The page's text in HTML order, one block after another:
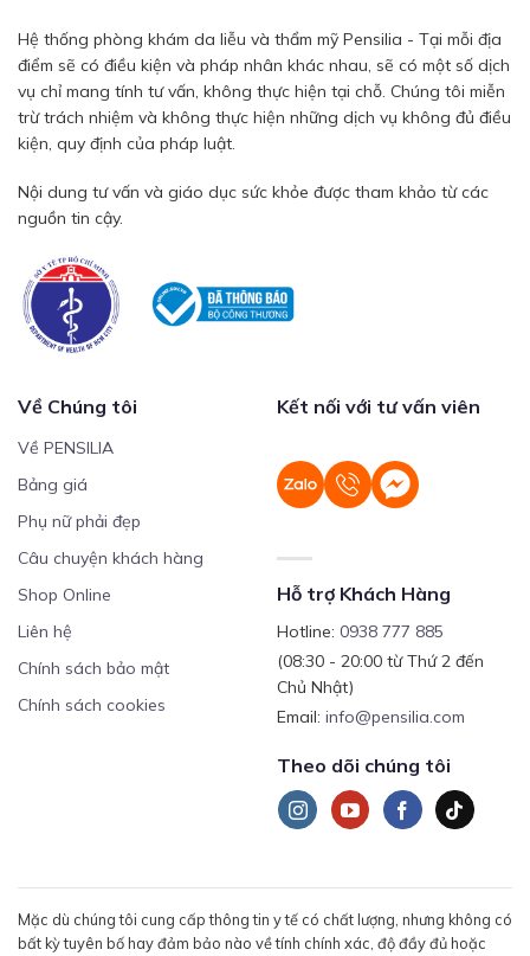
Hệ thống phòng khám da liễu và thẩm mỹ Pensilia - Tại mỗi địa
điểm sẽ có điều kiện và pháp nhân khác nhau, sẽ có một số dịch
vụ chỉ mang tính tư vấn, không thực hiện tại chỗ. Chúng tôi miễn
trừ trách nhiệm và không thực hiện những dịch vụ không đủ điều
kiện, quy định của pháp luật.
Nội dung tư vấn và giáo dục sức khỏe được tham khảo từ các
nguồn tin cậy.
Về Chúng tôi
Về PENSILIA
Bảng giá
Phụ nữ phải đẹp
Câu chuyện khách hàng
Shop Online
Liên hệ
Chính sách bảo mật
Chính sách cookies
Kết nối với tư vấn viên
Hỗ trợ Khách Hàng
Hotline: 0938 777 885
(08:30 - 20:00 từ Thứ 2 đến
Chủ Nhật)
Email: info@pensilia.com
Theo dõi chúng tôi
Mặc dù chúng tôi cung cấp thông tin y tế có chất lượng, nhưng không có
bất kỳ tuyên bố hay đảm bảo nào về tính chính xác, độ đầy đủ hoặc